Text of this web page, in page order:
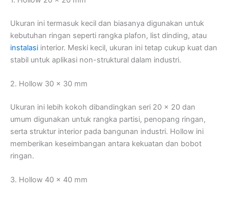
Ukuran ini termasuk kecil dan biasanya digunakan untuk
kebutuhan ringan seperti rangka plafon, list dinding, atau
instalasi interior. Meski kecil, ukuran ini tetap cukup kuat dan
stabil untuk aplikasi non-struktural dalam industri.
2. Hollow 30 x 30 mm
Ukuran ini lebih kokoh dibandingkan seri 20 x 20 dan
umum digunakan untuk rangka partisi, penopang ringan,
serta struktur interior pada bangunan industri. Hollow ini
memberikan keseimbangan antara kekuatan dan bobot
ringan.
3. Hollow 40 x 40 mm